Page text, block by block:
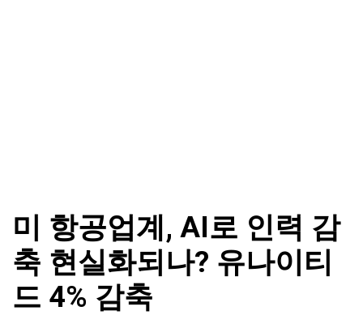
미 항공업계, AI로 인력 감
축 현실화되나? 유나이티
드 4% 감축